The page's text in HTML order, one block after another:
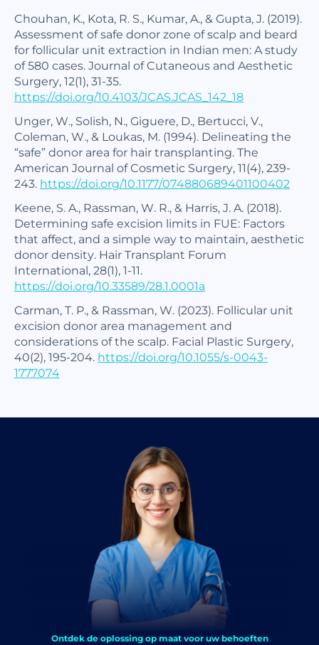
Chouhan, K., Kota, R. S., Kumar, A., & Gupta, J. (2019).
Assessment of safe donor zone of scalp and beard
for follicular unit extraction in Indian men: A study
of 580 cases. Journal of Cutaneous and Aesthetic
Surgery, 12(1), 31-35.
https://doi.org/10.4103/JCAS.JCAS_142_18
Unger, W., Solish, N., Giguere, D., Bertucci, V.,
Coleman, W., & Loukas, M. (1994). Delineating the
“safe” donor area for hair transplanting. The
American Journal of Cosmetic Surgery, 11(4), 239-
243. https://doi.org/10.1177/074880689401100402
Keene, S. A., Rassman, W. R., & Harris, J. A. (2018).
Determining safe excision limits in FUE: Factors
that affect, and a simple way to maintain, aesthetic
donor density. Hair Transplant Forum
International, 28(1), 1-11.
https://doi.org/10.33589/28.1.0001a
Carman, T. P., & Rassman, W. (2023). Follicular unit
excision donor area management and
considerations of the scalp. Facial Plastic Surgery,
40(2), 195-204. https://doi.org/10.1055/s-0043-
1777074
Ontdek de oplossing op maat voor uw behoeften